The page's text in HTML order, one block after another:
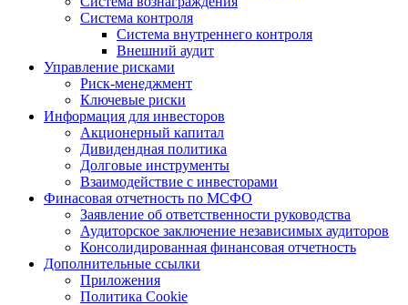
Система контроля
Система внутреннего контроля
Внешний аудит
Управление рисками
Риск-менеджмент
Ключевые риски
Информация для инвесторов
Акционерный капитал
Дивидендная политика
Долговые инструменты
Взаимодействие с инвеcторами
Финасовая отчетность по МСФО
Заявление об ответственности руководства
Аудиторское заключение независимых аудиторов
Консолидированная финансовая отчетность
Дополнительные ссылки
Приложения
Политика Cookie